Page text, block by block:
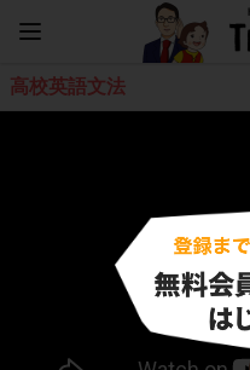
高校英語文法